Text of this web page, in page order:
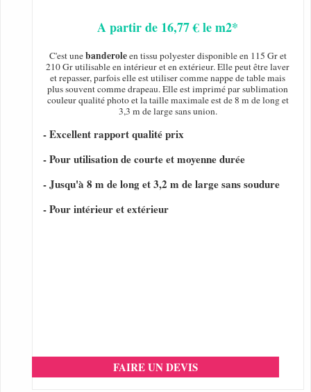
A partir de 16,77 € le m2*
C'est unebanderoleen tissu polyester disponible en 115 Gr et
210 Gr utilisable en intérieur et en extérieur. Elle peut être laver
et repasser, parfois elle est utiliser comme nappe de table mais
plus souvent comme drapeau. Elle est imprimé par sublimation
couleur qualité photo et la taille maximale est de 8 m de long et
3,3 m de large sans union.
- Excellent rapport qualité prix
- Pour utilisation de courte et moyenne durée
- Jusqu'à 8 m de long et 3,2 m de large sans soudure
- Pour intérieur et extérieur
FAIRE UN DEVIS